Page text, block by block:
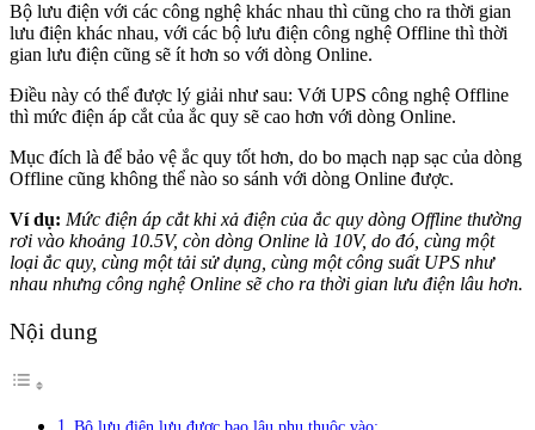
Bộ lưu điện với các công nghệ khác nhau thì cũng cho ra thời gian
lưu điện khác nhau, với các bộ lưu điện công nghệ Offline thì thời
gian lưu điện cũng sẽ ít hơn so với dòng Online.
Điều này có thể được lý giải như sau: Với UPS công nghệ Offline
thì mức điện áp cắt của ắc quy sẽ cao hơn với dòng Online.
Mục đích là để bảo vệ ắc quy tốt hơn, do bo mạch nạp sạc của dòng
Offline cũng không thể nào so sánh với dòng Online được.
Ví dụ: Mức điện áp cắt khi xả điện của ắc quy dòng Offline thường
rơi vào khoảng 10.5V, còn dòng Online là 10V, do đó, cùng một
loại ắc quy, cùng một tải sử dụng, cùng một công suất UPS như
nhau nhưng công nghệ Online sẽ cho ra thời gian lưu điện lâu hơn.
Nội dung
Bộ lưu điện lưu được bao lâu phụ thuộc vào: